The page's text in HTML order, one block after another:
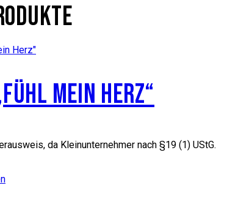
MEIN HERZ“
da Kleinunternehmer nach §19 (1) UStG.